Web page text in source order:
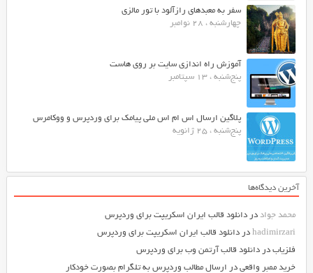
سفر به معبدهای رازآلود با تور مالزی
چهارشنبه ، 28 نوامبر
آموزش راه اندازی سایت بر روی هاست
پنج‌شنبه ، 13 سپتامبر
پلاگین ارسال اس ام اس ملی پیامک برای وردپرس و ووکامرس
پنج‌شنبه ، 25 ژانویه
آخرین دیدگاه‌ها
محمد جواددر دانلود قالب ایران اسکریپت برای وردپرس
hadimirzariدر دانلود قالب ایران اسکریپت برای وردپرس
فلزیابدر دانلود قالب آرتمن وب برای وردپرس
خرید ممبر واقعیدر ارسال مطالب وردپرس به تلگرام بصورت خودکار